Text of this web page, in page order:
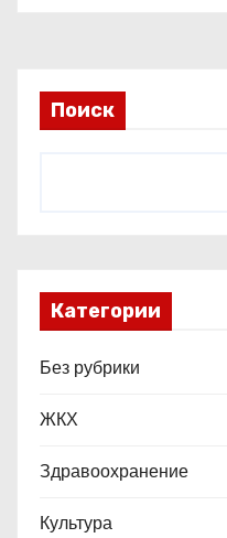
и
с
Поиск
Категории
Без рубрики
ЖКХ
Здравоохранение
Культура